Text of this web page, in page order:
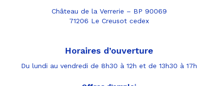
Château de la Verrerie – BP 90069
71206 Le Creusot cedex
Horaires d’ouverture
Du lundi au vendredi de 8h30 à 12h et de 13h30 à 17h